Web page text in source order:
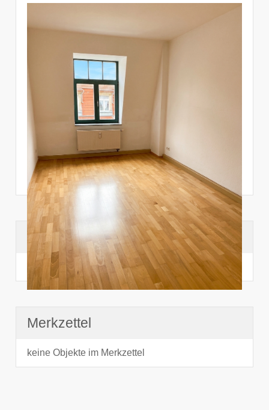
Suchhistorie
noch nichts angesehen
Merkzettel
keine Objekte im Merkzettel